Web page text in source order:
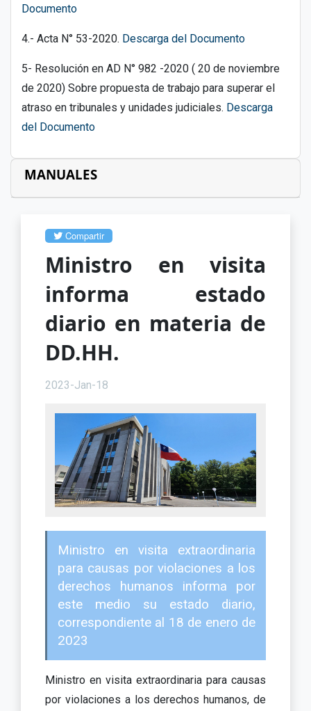
Documento
4.- Acta N° 53-2020. Descarga del Documento
5- Resolución en AD N° 982 -2020 ( 20 de noviembre
de 2020) Sobre propuesta de trabajo para superar el
atraso en tribunales y unidades judiciales. Descarga
del Documento
MANUALES
Compartir
Ministro en visita
informa estado
diario en materia de
DD.HH.
2023-Jan-18
Ministro en visita extraordinaria
para causas por violaciones a los
derechos humanos informa por
este medio su estado diario,
correspondiente al 18 de enero de
2023
Ministro en visita extraordinaria para causas
por violaciones a los derechos humanos, de